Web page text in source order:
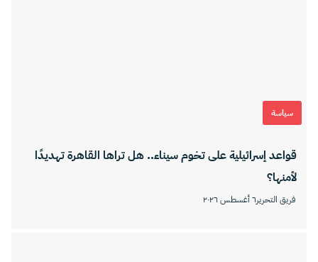
سياسة
قواعد إسرائيلية على تخوم سيناء.. هل تراها القاهرة تهديدًا
لأمنها؟
فريق التحرير٦ أغسطس ٢٠٢٦